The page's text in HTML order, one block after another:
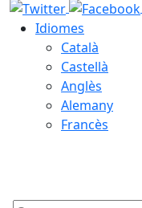
Idiomes
Català
Castellà
Anglès
Alemany
Francès